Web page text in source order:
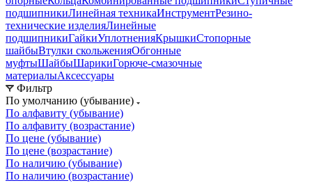
подшипникиЛинейная техникаИнструментРезино-
технические изделияЛинейные
подшипникиГайкиУплотненияКрышкиСтопорные
шайбыВтулки скольженияОбгонные
муфтыШайбыШарикиГорюче-смазочные
материалыАксессуары
Фильтр
По умолчанию (убывание)
По алфавиту (убывание)
По алфавиту (возрастание)
По цене (убывание)
По цене (возрастание)
По наличию (убывание)
По наличию (возрастание)